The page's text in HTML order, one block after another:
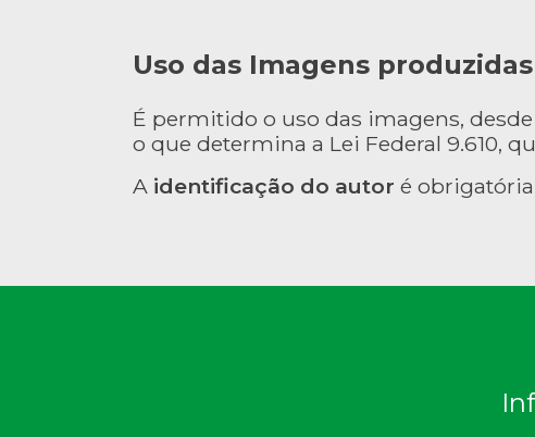
Uso das Imagens
É permitido o uso das imagens,
o que determina a Lei Federal 9.610,
A identificação do autor é